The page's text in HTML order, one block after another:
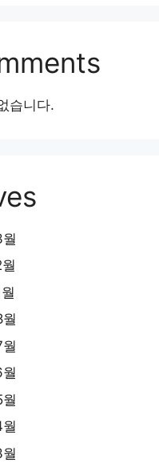
습니다.